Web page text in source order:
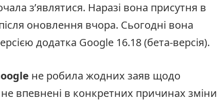
з’являтися. Наразі вона присутня в
оновлення вчора. Сьогодні вона
додатка Google 16.18 (бета-версія).
не робила жодних заяв щодо
впевнені в конкретних причинах зміни